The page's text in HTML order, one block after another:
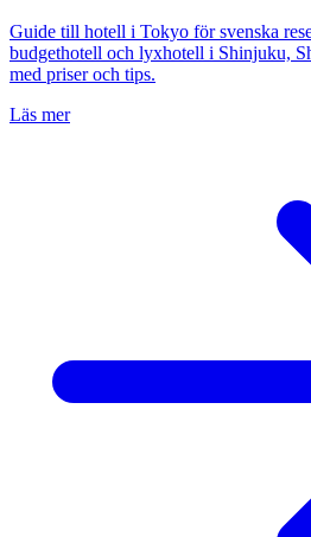
Guide till hotell i Tokyo för svenska
budgethotell och lyxhotell i Shinjuku,
med priser och tips.
Läs mer